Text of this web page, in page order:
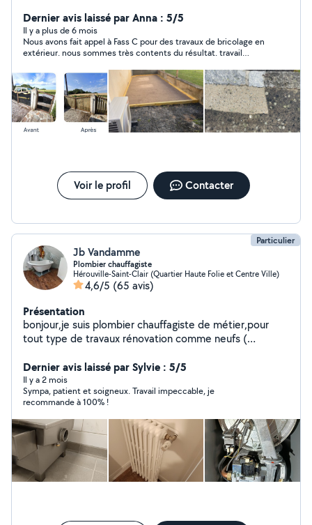
Espaces Verts >Aménagement de Jardin N'hésitez pas à
me contacter afin de pouvoir réaliser vos projets
ensemble .
Dernier avis laissé par Anna : 5/5
Il y a plus de 6 mois
Nous avons fait appel à Fass C pour des travaux de bricolage en
extérieur. nous sommes très contents du résultat. travail
comme prévu, sympathique et aime le travail bien fait.
Voir le profil Contacter
Particulier
Jb Vandamme
Plombier chauffagiste
Hérouville-Saint-Clair (Quartier Haute Folie et Centre Ville)
4,6/5 (65 avis)
Présentation
bonjour,je suis plombier chauffagiste de métier,pour
tout type de travaux rénovation comme neufs (
prix resonable et merci à tous.
Dernier avis laissé par Sylvie : 5/5
Il y a 2 mois
Sympa, patient et soigneux. Travail impeccable, je
recommande à 100% !